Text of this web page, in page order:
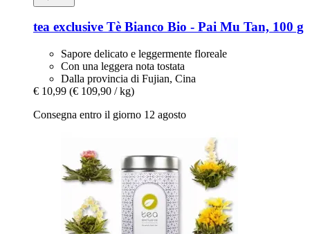
tea exclusive Tè Bianco Bio -​ Pai Mu Tan, 100 g
Sapore delicato e leggermente floreale
Con una leggera nota tostata
Dalla provincia di Fujian, Cina
€ 10,99 (€ 109,90 / kg)
Consegna entro il giorno 12 agosto